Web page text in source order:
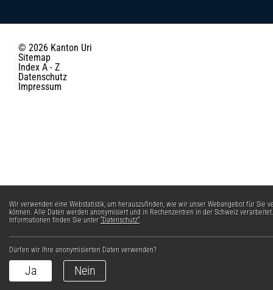
© 2026 Kanton Uri
Toolbar
Sitemap
Index A - Z
Datenschutz
Impressum
Webstatistik
Wir verwenden eine Webstatistik, um herauszufinden, wie wir unser Webangebot für Sie
können. Alle Daten werden anonymisiert und in Rechenzentren in der Schweiz
Informationen finden Sie unter “Datenschutz“.
Dürfen wir Ihre anonymisierten Daten verwenden?
Ja Nein